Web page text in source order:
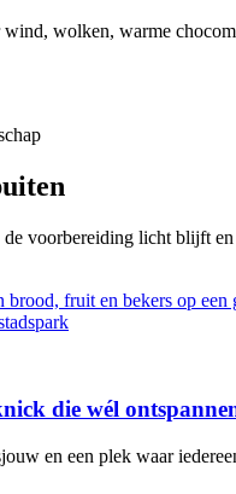
wolken, warme
voorbereiding licht blijft
die wél
en een plek waar